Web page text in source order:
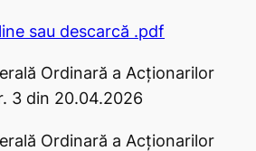
sau descarcă .pdf
Ordinară a Acţionarilor
3 din 20.04.2026
Ordinară a Acţionarilor